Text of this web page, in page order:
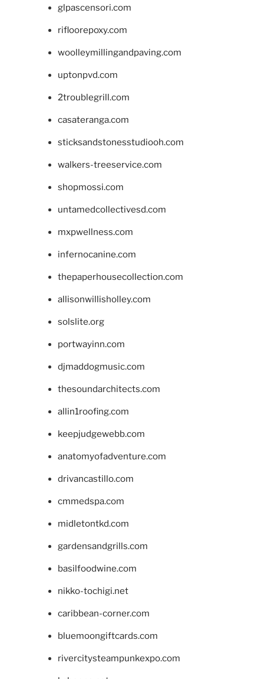
glpascensori.com
rifloorepoxy.com
woolleymillingandpaving.com
uptonpvd.com
2troublegrill.com
casateranga.com
sticksandstonesstudiooh.com
walkers-treeservice.com
shopmossi.com
untamedcollectivesd.com
mxpwellness.com
infernocanine.com
thepaperhousecollection.com
allisonwillisholley.com
solslite.org
portwayinn.com
djmaddogmusic.com
thesoundarchitects.com
allin1roofing.com
keepjudgewebb.com
anatomyofadventure.com
drivancastillo.com
cmmedspa.com
midletontkd.com
gardensandgrills.com
basilfoodwine.com
nikko-tochigi.net
caribbean-corner.com
bluemoongiftcards.com
rivercitysteampunkexpo.com